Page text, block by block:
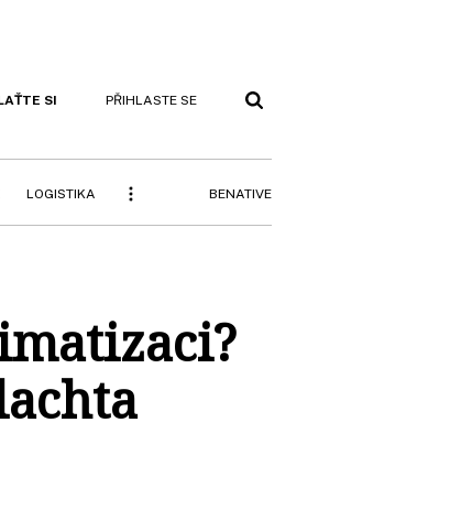
SI PŘIHLASTE SE
LOGISTIKA BENATIVE